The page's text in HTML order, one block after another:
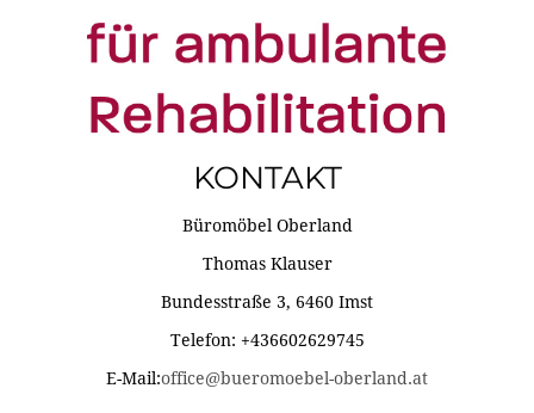
KONTAKT
Büromöbel Oberland
Thomas Klauser
Bundesstraße 3, 6460 Imst
Telefon: +436602629745
E-Mail:office@bueromoebel-oberland.at